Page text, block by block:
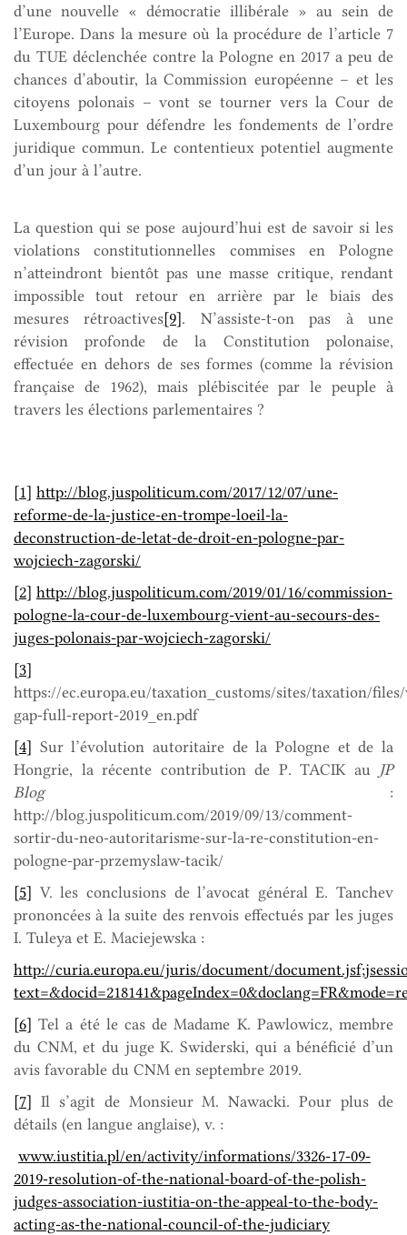
d’une nouvelle « démocratie illibérale » au sein de
l’Europe. Dans la mesure où la procédure de l’article 7
du TUE déclenchée contre la Pologne en 2017 a peu de
chances d’aboutir, la Commission européenne – et les
citoyens polonais – vont se tourner vers la Cour de
Luxembourg pour défendre les fondements de l’ordre
juridique commun. Le contentieux potentiel augmente
d’un jour à l’autre.
La question qui se pose aujourd’hui est de savoir si les
violations constitutionnelles commises en Pologne
n’atteindront bientôt pas une masse critique, rendant
impossible tout retour en arrière par le biais des
mesures rétroactives[9]. N’assiste-t-on pas à une
révision profonde de la Constitution polonaise,
effectuée en dehors de ses formes (comme la révision
française de 1962), mais plébiscitée par le peuple à
travers les élections parlementaires ?
[1] http://blog.juspoliticum.com/2017/12/07/une-
reforme-de-la-justice-en-trompe-loeil-la-
deconstruction-de-letat-de-droit-en-pologne-par-
wojciech-zagorski/
[2] http://blog.juspoliticum.com/2019/01/16/commission-
pologne-la-cour-de-luxembourg-vient-au-secours-des-
juges-polonais-par-wojciech-zagorski/
[3]
https://ec.europa.eu/taxation_customs/sites/taxation/
gap-full-report-2019_en.pdf
[4] Sur l’évolution autoritaire de la Pologne et de la
Hongrie, la récente contribution de P. TACIK au
JP
Blog:
http://blog.juspoliticum.com/2019/09/13/comment-
sortir-du-neo-autoritarisme-sur-la-re-constitution-en-
pologne-par-przemyslaw-tacik/
[5] V. les conclusions de l’avocat général E. Tanchev
prononcées à la suite des renvois effectués par les juges
I. Tuleya et E. Maciejewska :
http://curia.europa.eu/juris/document/
[6] Tel a été le cas de Madame K. Pawlowicz, membre
du CNM, et du juge K. Swiderski, qui a bénéficié d’un
avis favorable du CNM en septembre 2019.
[7] Il s’agit de Monsieur M. Nawacki. Pour plus de
détails (en langue anglaise), v. :
www.iustitia.pl/en/activity/informations/3326-17-09-
2019-resolution-of-the-national-board-of-the-polish-
judges-association-iustitia-on-the-appeal-to-the-body-
acting-as-the-national-council-of-the-judiciary